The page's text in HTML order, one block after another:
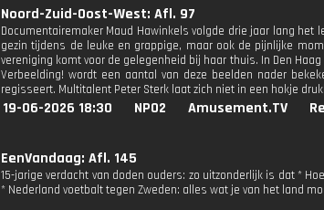
Noord-Zuid-Oost-West: Afl. 97
Documentairemaker Maud Hawinkels volgde drie jaar lang
gezin tijdens de leuke en grappige, maar ook de pijnlijke
vereniging komt voor de gelegenheid bij haar thuis. In Den
Verbeelding! wordt een aantal van deze beelden nader
regisseert. Multitalent Peter Sterk laat zich niet in een hokje
19-06-2026 18:30 NPO2 Amusement.TV
EenVandaag: Afl. 145
15-jarige verdacht van doden ouders: zo uitzonderlijk is dat *
* Nederland voetbalt tegen Zweden: alles wat je van het land